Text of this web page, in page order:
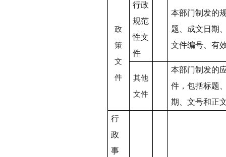
政
策
文
件
行政
规范
性文
件
本部门制发的
题、成文日期
文件编号、有
其他
文件
本部门制发的
件，包括标题
期、文号和正
行
政
事